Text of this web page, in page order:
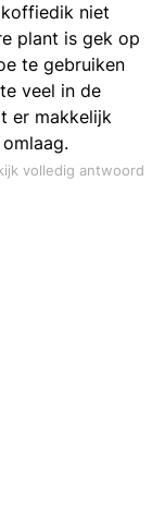
niet
plant is gek op
te gebruiken
veel in de
er makkelijk
volledig antwoord